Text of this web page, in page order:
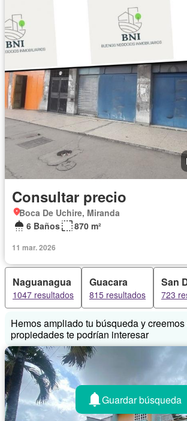
Consultar precio
Boca De Uchire, Miranda
6 Baños
870 m²
11 mar. 2026
Naguanagua
1047 resultados
Guacara
815 resultados
San
723
Hemos ampliado tu búsqueda y
propiedades te podrían interesar
Guardar búsqueda